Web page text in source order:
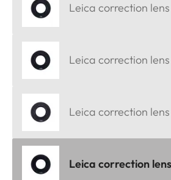
Leica correction
Leica correction
Leica correction
Leica correction